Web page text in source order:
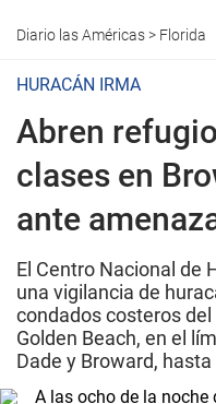
Diario las Américas> Florida
HURACÁN IRMA
Abren
clases en
ante
El Centro Nacional de
una vigilancia de
condados costeros
Golden Beach, en el
Dade y Broward,